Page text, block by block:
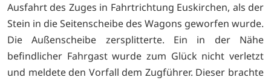
Ausfahrt des Zuges in Fahrtrichtung Euskirchen, als der
Stein in die Seitenscheibe des Wagons geworfen wurde.
Die Außenscheibe zersplitterte. Ein in der Nähe
befindlicher Fahrgast wurde zum Glück nicht verletzt
und meldete den Vorfall dem Zugführer. Dieser brachte